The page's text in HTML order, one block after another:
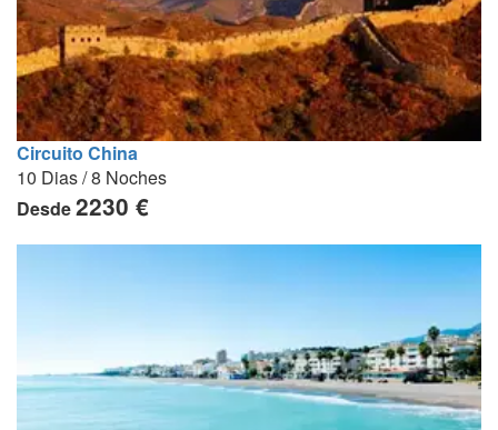
Circuito China
10 Dias / 8 Noches
Desde2230 €